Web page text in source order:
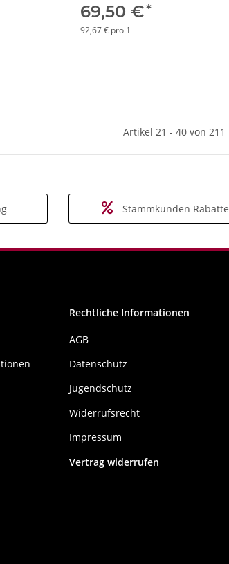
69,50 €*
92,67 € pro 1 l
Artikel 21 - 40 von 211
Stammkunden Rabatte
Rechtliche Informationen
AGB
Datenschutz
Jugendschutz
Widerrufsrecht
Impressum
Vertrag widerrufen